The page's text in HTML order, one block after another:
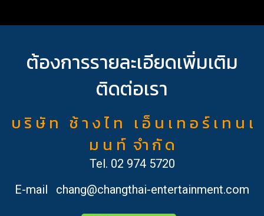
ต้องการรายละเอียดเพิ่มเติม
ติดต่อเรา
บ ริ ษั ท ช้ า ง ไ ท เ อ็ น เ ท อ ร์ เ ท น เ
ม น ท์ จำ กั ด
Tel. 02 974 5720
E-mail
chang@changthai-entertainment.com